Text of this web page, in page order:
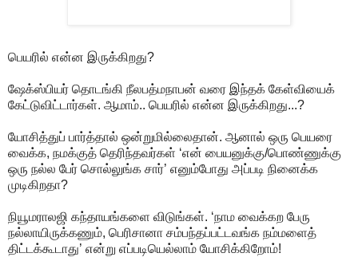
பெயரில் என்ன இருக்கிறது?
ஷேக்ஸ்பியர் தொடங்கி நீலபத்மநாபன் வரை இந்தக் கேள்வியைக்
கேட்டுவிட்டார்கள். ஆமாம்.. பெயரில் என்ன இருக்கிறது...?
யோசித்துப் பார்த்தால் ஒன்றுமில்லைதான். ஆனால் ஒரு பெயரை
வைக்க, நமக்குத் தெரிந்தவர்கள் ‘என் பையனுக்கு/பொண்ணுக்கு
ஒரு நல்ல பேர் சொல்லுங்க சார்’ எனும்போது அப்படி நினைக்க
முடிகிறதா?
நியூமராலஜி கந்தாயங்களை விடுங்கள். ‘நாம வைக்கற பேரு
நல்லாயிருக்கணும், பெரிசானா சம்பந்தப்பட்டவங்க நம்மளைத்
திட்டக்கூடாது’ என்று எப்படியெல்லாம் யோசிக்கிறோம்!